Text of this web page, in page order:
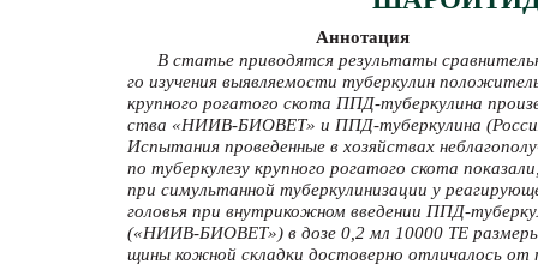
Аннотация
В статье приводятся результаты
го изучения выявляемости туберкулин
крупного рогатого скота ППД-туберкулина
ства «НИИВ-БИОВЕТ» и ППД-туберкулина
Испытания проведенные в хозяйствах
по туберкулезу крупного рогатого скота
при симультанной туберкулинизации у
головья при внутрикожном введении ППД-
(«НИИВ-БИОВЕТ») в дозе 0,2 мл 10000 ТЕ
щины кожной складки достоверно отличалось от